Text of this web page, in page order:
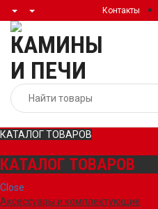
Контакты
КАТАЛОГ ТОВАРОВ
КАТАЛОГ ТОВАРОВ
Close
Аксессуары и комплектующие